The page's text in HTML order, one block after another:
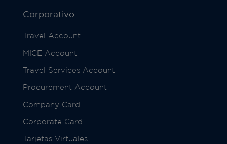
Corporativo
Travel Account
MICE Account
Travel Services Account
Procurement Account
Company Card
Corporate Card
Tarjetas Virtuales